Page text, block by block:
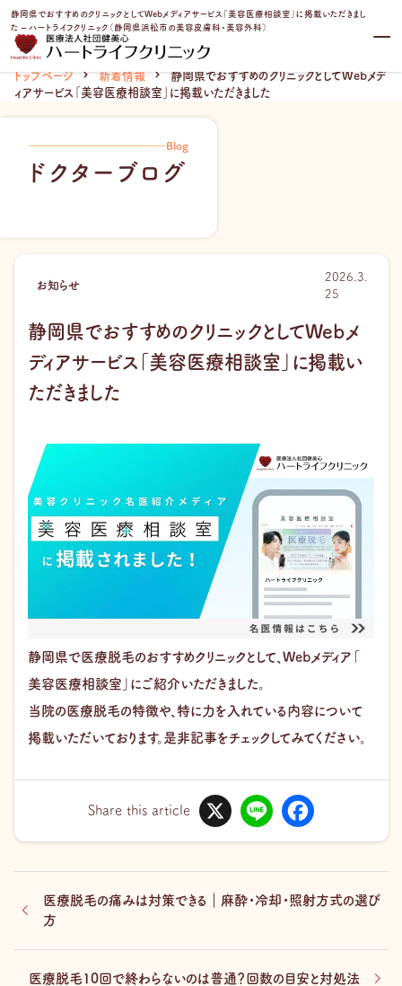
内
容
静岡県でおすすめのクリニックとしてWebメディアサービス「美容医療相談室」に掲載いただきまし
た – ハートライフクリニック（静岡県浜松市の美容皮膚科・美容外科）
トップページ 新着情報
静岡県でおすすめのクリニックとしてWebメデ
ィアサービス「美容医療相談室」に掲載いただきました
Blog
ドクターブログ
お知らせ
2026.3.
25
静岡県でおすすめのクリニックとしてWebメ
ディアサービス「美容医療相談室」に掲載い
ただきました
静岡県で医療脱毛のおすすめクリニックとして、Webメディア 「
美容医療相談室
にご紹介いただきました。
当院の医療脱毛の特徴や、特に力を入れている内容について
掲載いただいております。是非記事をチェックしてみてください。
Share this article
X L
ne
o
医療脱毛の痛みは対策できる｜麻酔・冷却・照射方式の選び
方
医療脱毛10回で終わらないのは普通？回数の目安と対処法